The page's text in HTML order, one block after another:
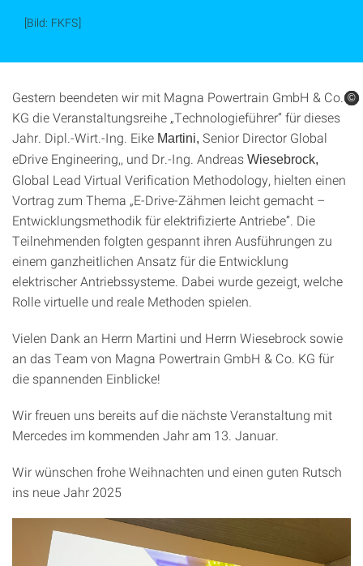
[Bild: FKFS]
Gestern beendeten wir mit Magna Powertrain GmbH & Co.
KG die Veranstaltungsreihe „Technologieführer“ für dieses
Jahr. Dipl.-Wirt.-Ing. Eike Martini, Senior Director Global
eDrive Engineering,, und Dr.-Ing. Andreas Wiesebrock,
Global Lead Virtual Verification Methodology, hielten einen
Vortrag zum Thema „E-Drive-Zähmen leicht gemacht –
Entwicklungsmethodik für elektrifizierte Antriebe”. Die
Teilnehmenden folgten gespannt ihren Ausführungen zu
einem ganzheitlichen Ansatz für die Entwicklung
elektrischer Antriebssysteme. Dabei wurde gezeigt, welche
Rolle virtuelle und reale Methoden spielen.
Vielen Dank an Herrn Martini und Herrn Wiesebrock sowie
an das Team von Magna Powertrain GmbH & Co. KG für
die spannenden Einblicke!
Wir freuen uns bereits auf die nächste Veranstaltung mit
Mercedes im kommenden Jahr am 13. Januar.
Wir wünschen frohe Weihnachten und einen guten Rutsch
ins neue Jahr 2025
©
©
©
©